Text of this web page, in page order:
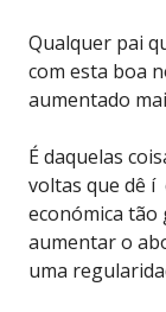
Qualquer pai
com esta boa
aumentado
É daquelas
voltas que dê í
económica tão
aumentar o
uma